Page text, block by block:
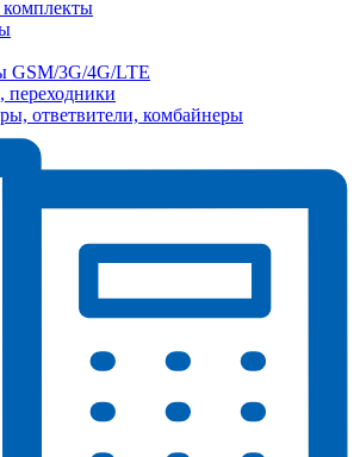
GSM/3G/4G/LTE
переходники
ответвители, комбайнеры